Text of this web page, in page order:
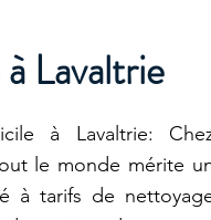
Lavaltrie
à Lavaltrie:
le monde mérite
à tarifs de